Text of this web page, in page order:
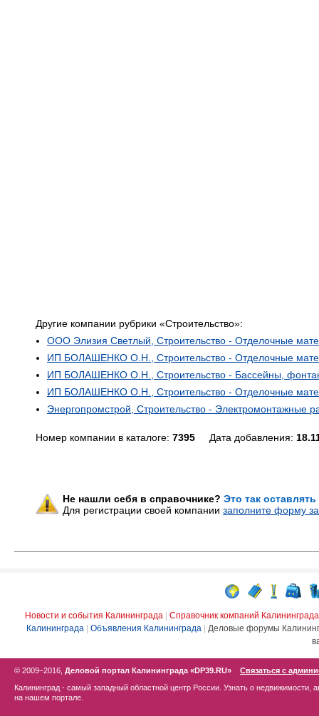
Другие компании рубрики «Строительство»:
ООО Элизия Светлый, Строительство - Отделочные
ИП БОЛАШЕНКО О.Н., Строительство - Отделочные
ИП БОЛАШЕНКО О.Н., Строительство - Бассейны,
ИП БОЛАШЕНКО О.Н., Строительство - Отделочные
Энергопромстрой, Строительство - Электромонтажные
Номер компании в каталоге: 7395 Дата добавления:
Не нашли себя в справочнике? Это так
Для регистрации своей компании заполните форму
Новости и события Калининграда
Справочник компаний Калининграда
Калининграда
Объявления Калининграда
Деловые форумы
© 2009–2016, Деловой портал Калининграда «DP39.RU»
Связаться с
Калининград - самый западный областной центр России. Узнать о недвижимости,
на нашем портале.